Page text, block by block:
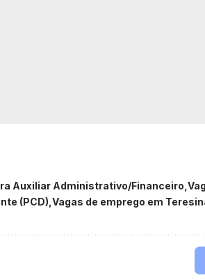
Auxiliar Administrativo/Financeiro
(PCD) Vagas de emprego em